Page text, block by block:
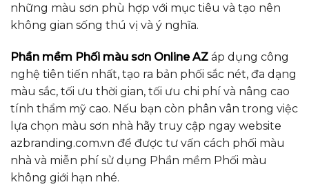
những màu sơn phù hợp với mục tiêu và tạo nên
không gian sống thú vị và ý nghĩa.
Phần mềm Phối màu sơn Online AZ áp dụng công
nghệ tiên tiến nhất, tạo ra bản phối sắc nét, đa dạng
màu sắc, tối ưu thời gian, tối ưu chi phí và nâng cao
tính thẩm mỹ cao. Nếu bạn còn phân vân trong việc
lựa chọn màu sơn nhà hãy truy cập ngay website
azbranding.com.vn để được tư vấn cách phối màu
nhà và miễn phí sử dụng Phần mềm Phối màu
không giới hạn nhé.